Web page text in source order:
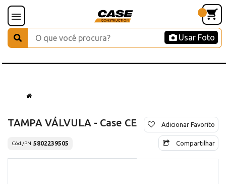
Usar Foto
TAMPA VÁLVULA - Case CE
Cód./PN 5802239505
Adicionar Favorito
Compartilhar